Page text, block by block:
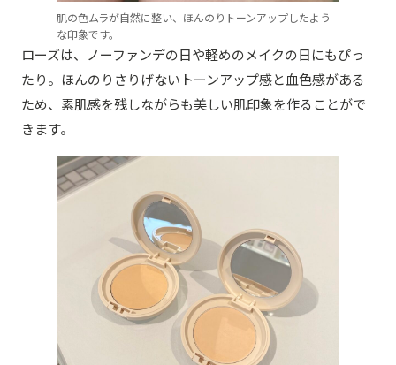
肌の色ムラが自然に整い、ほんのりトーンアップしたよう
な印象です。
ローズは、ノーファンデの日や軽めのメイクの日にもぴっ
たり。ほんのりさりげないトーンアップ感と血色感がある
ため、素肌感を残しながらも美しい肌印象を作ることがで
きます。